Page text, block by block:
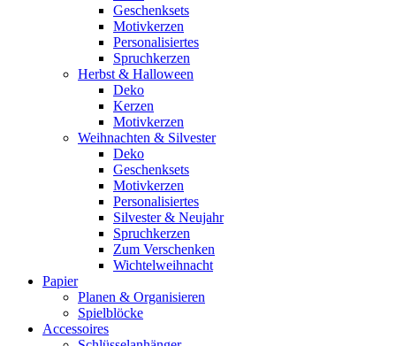
Geschenksets
Motivkerzen
Personalisiertes
Spruchkerzen
Herbst & Halloween
Deko
Kerzen
Motivkerzen
Weihnachten & Silvester
Deko
Geschenksets
Motivkerzen
Personalisiertes
Silvester & Neujahr
Spruchkerzen
Zum Verschenken
Wichtelweihnacht
Papier
Planen & Organisieren
Spielblöcke
Accessoires